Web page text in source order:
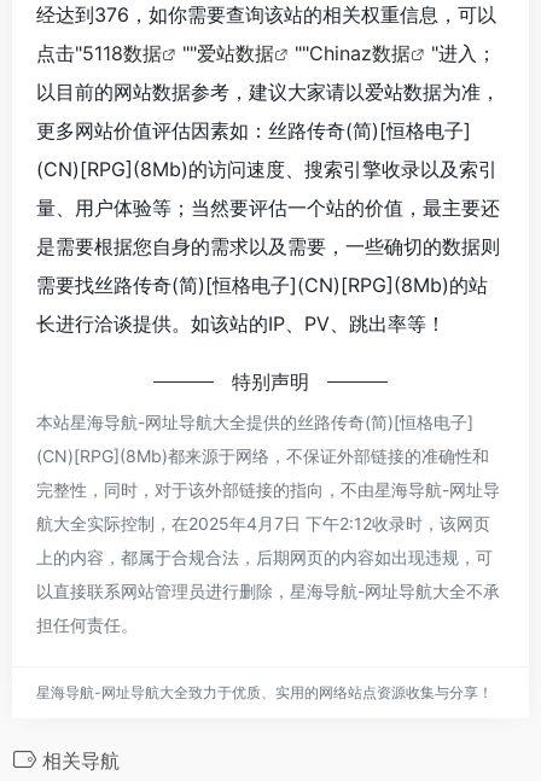
经达到376，如你需要查询该站的相关权重信息，可以
点击"5118数据 ""爱站数据 ""Chinaz数据
"进入；
以目前的网站数据参考，建议大家请以爱站数据为准，
更多网站价值评估因素如：丝路传奇(简)[恒格电子]
(CN)[RPG](8Mb)的访问速度、搜索引擎收录以及索引
量、用户体验等；当然要评估一个站的价值，最主要还
是需要根据您自身的需求以及需要，一些确切的数据则
需要找丝路传奇(简)[恒格电子](CN)[RPG](8Mb)的站
长进行洽谈提供。如该站的IP、PV、跳出率等！
特别声明
本站星海导航-网址导航大全提供的丝路传奇(简)[恒格电子]
(CN)[RPG](8Mb)都来源于网络，不保证外部链接的准确性和
完整性，同时，对于该外部链接的指向，不由星海导航-网址导
航大全实际控制，在2025年4月7日 下午2:12收录时，该网页
上的内容，都属于合规合法，后期网页的内容如出现违规，可
以直接联系网站管理员进行删除，星海导航-网址导航大全不承
担任何责任。
星海导航-网址导航大全致力于优质、实用的网络站点资源收集与分享！
相关导航